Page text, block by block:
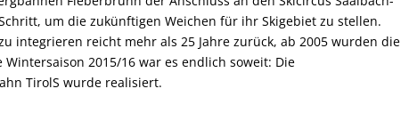
um die zukünftigen Weichen für ihr Skigebiet zu stellen.
integrieren reicht mehr als 25 Jahre zurück, ab 2005 wurden die
2015/16 war es endlich soweit: Die
TirolS wurde realisiert.